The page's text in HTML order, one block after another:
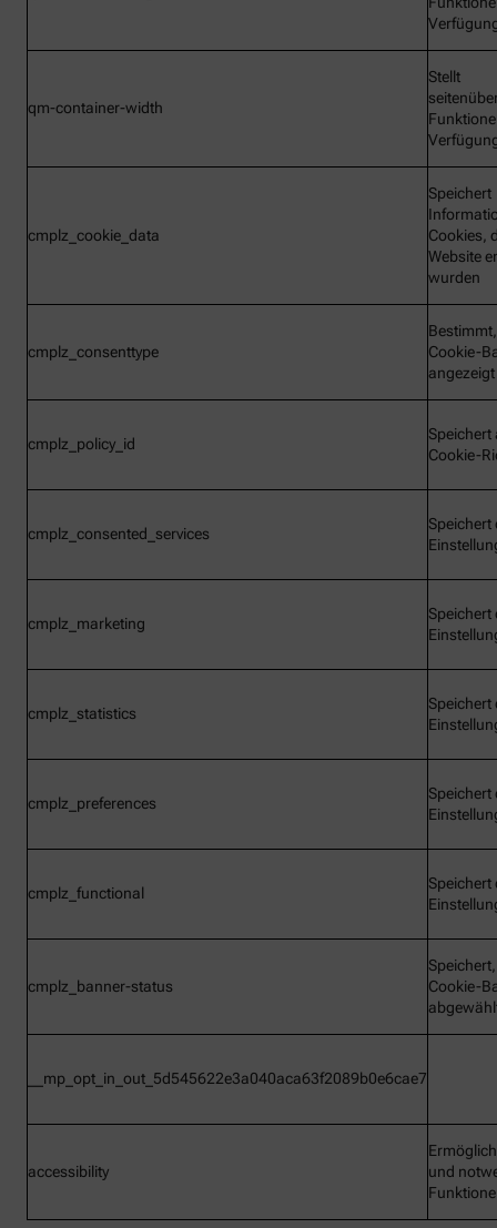
qm-container-width
Stellt
cmplz_cookie_data
Speichert
Cookies,
Website
wurden
cmplz_consenttype
Cookie-
cmplz_policy_id
Speichert
Cookie-
cmplz_consented_services
Speichert
cmplz_marketing
Speichert
cmplz_statistics
Speichert
cmplz_preferences
Speichert
cmplz_functional
Speichert
cmplz_banner-status
Cookie-
__mp_opt_in_out_5d545622e3a040aca63f2089b0e6cae7
accessibility
und